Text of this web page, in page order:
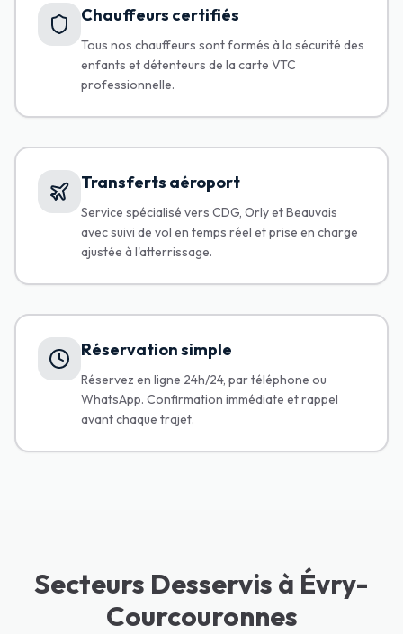
Chauffeurs certifiés
Tous nos chauffeurs sont formés à la sécurité des
enfants et détenteurs de la carte VTC
professionnelle.
Transferts aéroport
Service spécialisé vers CDG, Orly et Beauvais
avec suivi de vol en temps réel et prise en charge
ajustée à l'atterrissage.
Réservation simple
Réservez en ligne 24h/24, par téléphone ou
WhatsApp. Confirmation immédiate et rappel
avant chaque trajet.
Secteurs Desservis à Évry-
Courcouronnes